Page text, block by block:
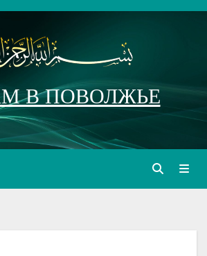
В ПОВОЛЖЬЕ